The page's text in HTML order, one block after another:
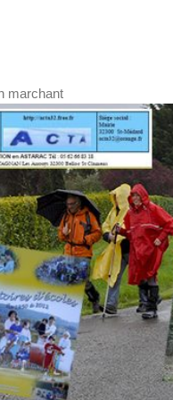
marchant